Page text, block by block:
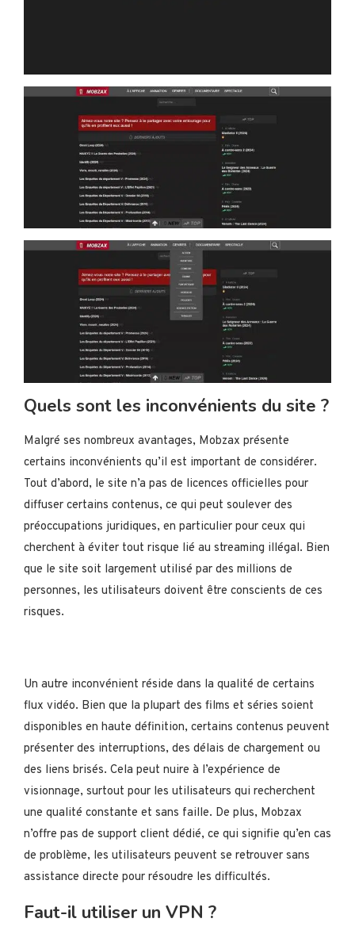
Quels sont les inconvénients du site ?
Malgré ses nombreux avantages, Mobzax présente
certains inconvénients qu’il est important de considérer.
Tout d’abord, le site n’a pas de licences officielles pour
diffuser certains contenus, ce qui peut soulever des
préoccupations juridiques, en particulier pour ceux qui
cherchent à éviter tout risque lié au streaming illégal. Bien
que le site soit largement utilisé par des millions de
personnes, les utilisateurs doivent être conscients de ces
risques.
Un autre inconvénient réside dans la qualité de certains
flux vidéo. Bien que la plupart des films et séries soient
disponibles en haute définition, certains contenus peuvent
présenter des interruptions, des délais de chargement ou
des liens brisés. Cela peut nuire à l’expérience de
visionnage, surtout pour les utilisateurs qui recherchent
une qualité constante et sans faille. De plus, Mobzax
n’offre pas de support client dédié, ce qui signifie qu’en cas
de problème, les utilisateurs peuvent se retrouver sans
assistance directe pour résoudre les difficultés.
Faut-il utiliser un VPN ?